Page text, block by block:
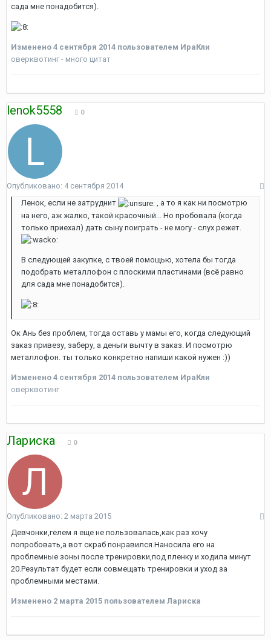
сада мне понадобится).
Изменено 4 сентября 2014 пользователем ИраКли
оверквотинг - много цитат
lenok5558 0
Опубликовано: 4 сентября 2014
Ленок, если не затруднит
, а то я как ни посмотрю
на него, аж жалко, такой красочный... Но пробовала (когда
только приехал) дать сыну поиграть - не могу - слух режет.
В следующей закупке, с твоей помощью, хотела бы тогда
подобрать металлофон с плоскими пластинами (всё равно
для сада мне понадобится).
Ок Ань без проблем, тогда оставь у мамы его, когда следующий
заказ привезу, заберу, а деньги вычту в заказ. И посмотрю
металлофон. ты только конкретно напиши какой нужен :))
Изменено 4 сентября 2014 пользователем ИраКли
оверквотинг
Лариска 0
Опубликовано: 2 марта 2015
Девчонки,гелем я еще не пользовалась,как раз хочу
попробовать,а вот скраб понравился.Наносила его на
проблемные зоны после тренировки,под пленку и ходила минут
20.Результат будет если совмещать тренировки и уход за
проблемными местами.
Изменено 2 марта 2015 пользователем Лариска